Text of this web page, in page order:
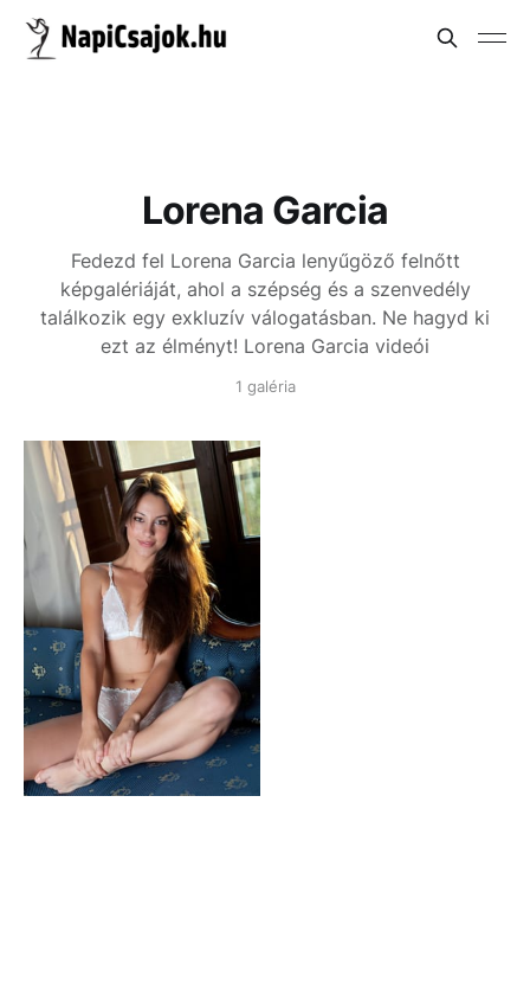
Lorena Garcia
Fedezd fel Lorena Garcia lenyűgöző felnőtt
képgalériáját, ahol a szépség és a szenvedély
találkozik egy exkluzív válogatásban. Ne hagyd ki
ezt az élményt! Lorena Garcia videói
1 galéria